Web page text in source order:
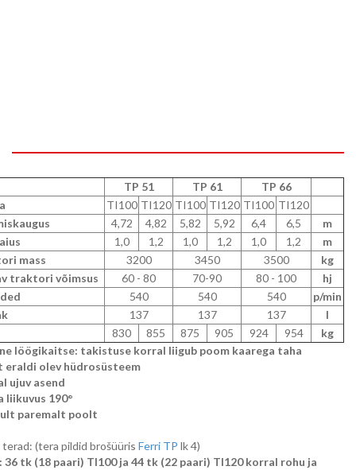
TP 51 TP 61
TP 66
TI100 TI120 TI100 TI120 TI100 TI120
4,72 4,82 5,82 5,92 6,4 6,5
m
1,0 1,2 1,0 1,2 1,0 1,2
m
mass
3200 3450 3500
kg
traktori võimsus
60 - 80 70-90 80 - 100
hj
540 540 540
p/min
137 137 137
l
830
855 875 905 924 954
kg
löögikaitse: takistuse korral liigub poom kaarega taha
olev hüdrosüsteem
ujuv asend
liikuvus 190°
paremalt poolt
terad: (tera pildid brošüüris Ferri TP lk 4)
36 tk (18 paari) TI100 ja 44 tk (22 paari) TI120 korral rohu ja